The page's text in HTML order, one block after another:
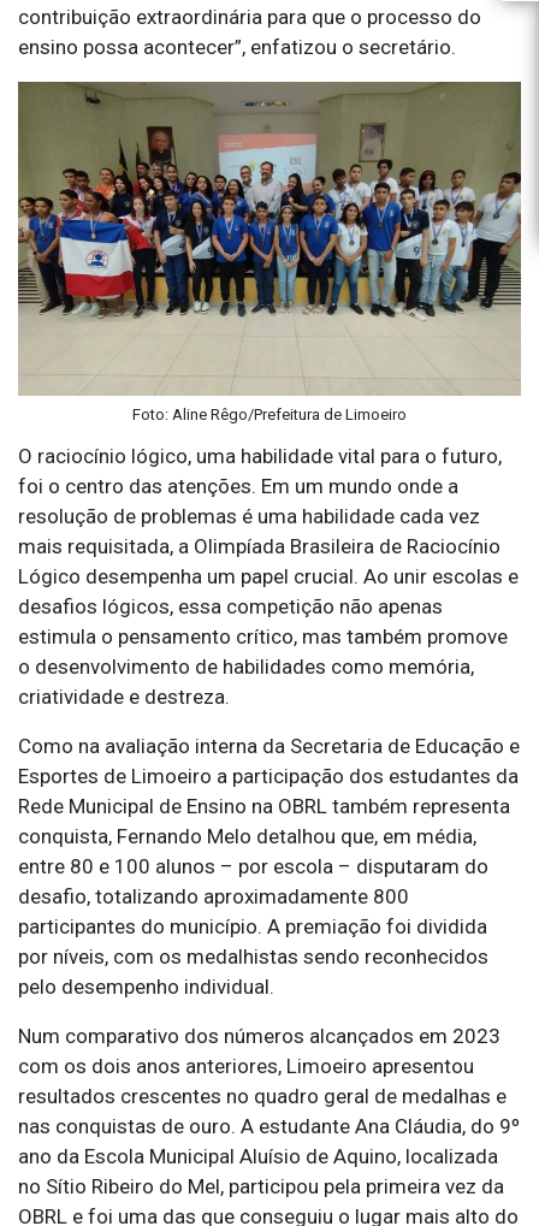
contribuição extraordinária para que o processo do
ensino possa acontecer”, enfatizou o secretário.
Foto: Aline Rêgo/Prefeitura de Limoeiro
O raciocínio lógico, uma habilidade vital para o futuro,
foi o centro das atenções. Em um mundo onde a
resolução de problemas é uma habilidade cada vez
mais requisitada, a Olimpíada Brasileira de Raciocínio
Lógico desempenha um papel crucial. Ao unir escolas e
desafios lógicos, essa competição não apenas
estimula o pensamento crítico, mas também promove
o desenvolvimento de habilidades como memória,
criatividade e destreza.
Como na avaliação interna da Secretaria de Educação e
Esportes de Limoeiro a participação dos estudantes da
Rede Municipal de Ensino na OBRL também representa
conquista, Fernando Melo detalhou que, em média,
entre 80 e 100 alunos – por escola – disputaram do
desafio, totalizando aproximadamente 800
participantes do município. A premiação foi dividida
por níveis, com os medalhistas sendo reconhecidos
pelo desempenho individual.
Num comparativo dos números alcançados em 2023
com os dois anos anteriores, Limoeiro apresentou
resultados crescentes no quadro geral de medalhas e
nas conquistas de ouro. A estudante Ana Cláudia, do 9º
ano da Escola Municipal Aluísio de Aquino, localizada
no Sítio Ribeiro do Mel, participou pela primeira vez da
OBRL e foi uma das que conseguiu o lugar mais alto do